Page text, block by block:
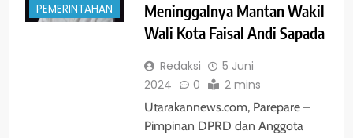
PEMERINTAHAN
Meninggalnya Mantan Wakil
Wali Kota Faisal Andi Sapada
Redaksi
5 Juni
2024
0 2 mins
Utarakannews.com, Parepare –
Pimpinan DPRD dan Anggota